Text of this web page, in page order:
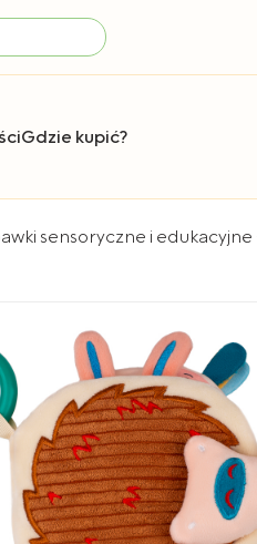
Gdzie kupić?
sensoryczne i edukacyjne